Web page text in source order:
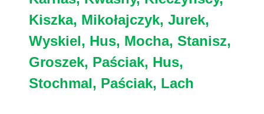
Kiszka, Mikołajczyk, Jurek,
Wyskiel, Hus, Mocha, Stanisz,
Groszek, Paściak, Hus,
Stochmal, Paściak, Lach